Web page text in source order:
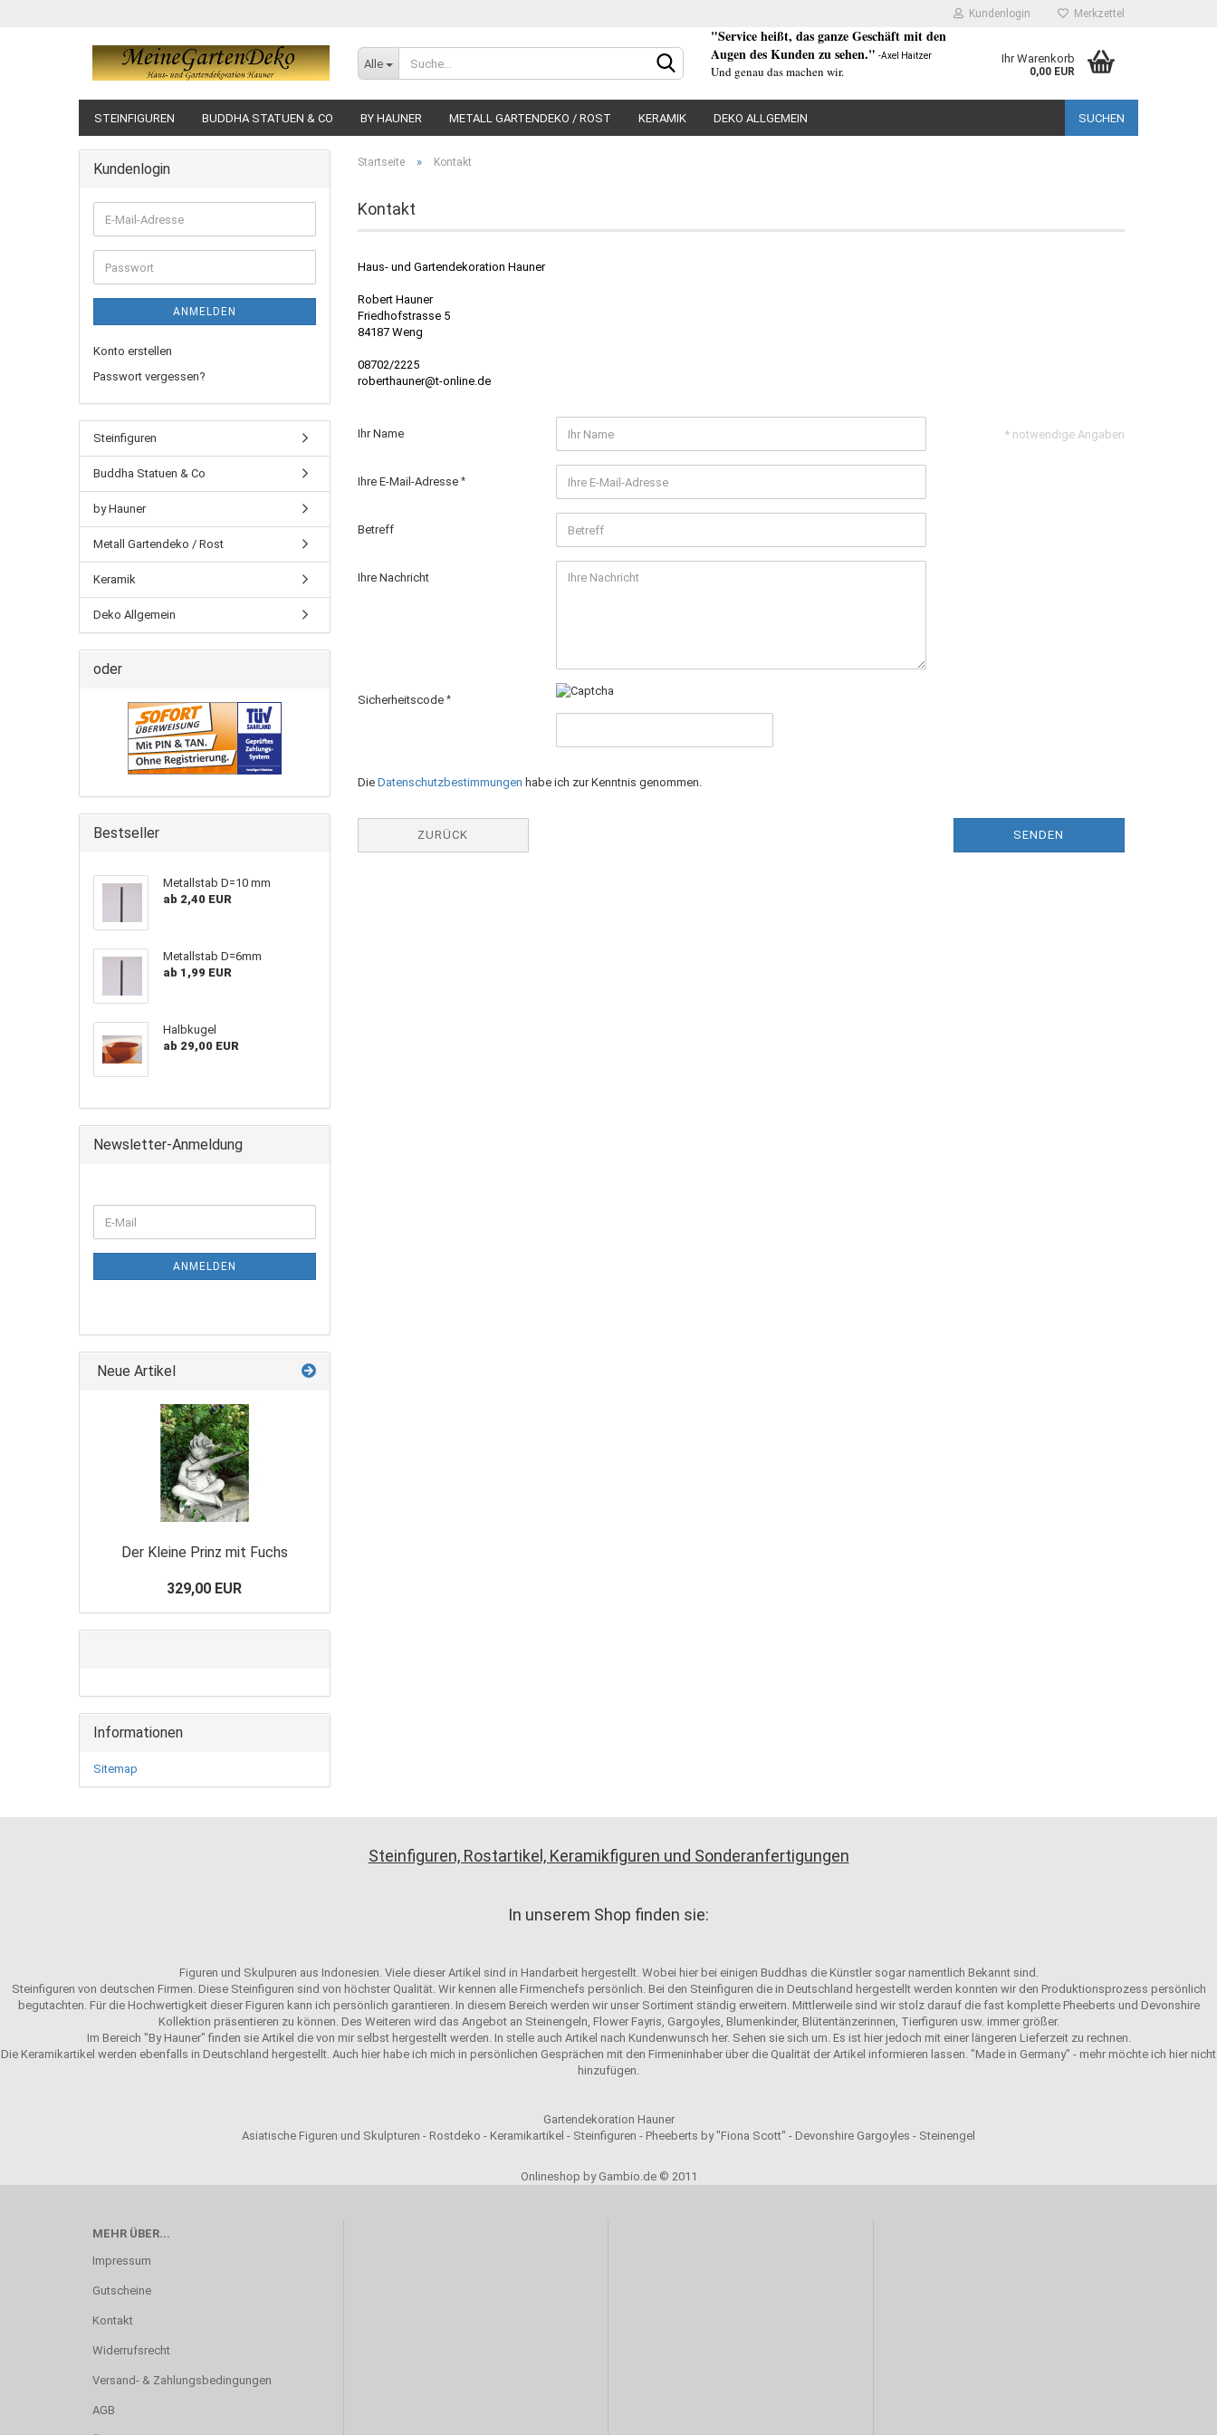
Kundenlogin Merkzettel
Alle
"Service heißt, das ganze Geschäft mit den
Augen des Kunden zu sehen." -Axel Haitzer
Und genau das machen wir.
Ihr Warenkorb
0,00 EUR
STEINFIGUREN BUDDHA STATUEN & CO BY HAUNER METALL GARTENDEKO / ROST KERAMIK DEKO ALLGEMEIN SUCHEN
Startseite » Kontakt
Kontakt
Haus- und Gartendekoration Hauner
Robert Hauner
Friedhofstrasse 5
84187 Weng
08702/2225
roberthauner@t-online.de
Ihr Name
Ihre E-Mail-Adresse
Betreff
Ihre Nachricht
Sicherheitscode
Die Datenschutzbestimmungen habe ich zur Kenntnis genommen.
ZURÜCK SENDEN
* notwendige Angaben
Kundenlogin
ANMELDEN
Konto erstellen
Passwort vergessen?
Steinfiguren
Buddha Statuen & Co
by Hauner
Metall Gartendeko / Rost
Keramik
Deko Allgemein
oder
Bestseller
Metallstab D=10 mm
ab 2,40 EUR
Metallstab D=6mm
ab 1,99 EUR
Halbkugel
ab 29,00 EUR
Newsletter-Anmeldung
ANMELDEN
Neue Artikel
Der Kleine Prinz mit Fuchs
329,00 EUR
Informationen
Sitemap
Steinfiguren, Rostartikel, Keramikfiguren und Sonderanfertigungen
In unserem Shop finden sie:
Figuren und Skulpuren aus Indonesien. Viele dieser Artikel sind in Handarbeit hergestellt. Wobei hier bei einigen Buddhas die Künstler sogar namentlich Bekannt sind.
Steinfiguren von deutschen Firmen. Diese Steinfiguren sind von höchster Qualität. Wir kennen alle Firmenchefs persönlich. Bei den Steinfiguren die in Deutschland hergestellt werden konnten wir den Produktionsprozess persönlich
begutachten. Für die Hochwertigkeit dieser Figuren kann ich persönlich garantieren. In diesem Bereich werden wir unser Sortiment ständig erweitern. Mittlerweile sind wir stolz darauf die fast komplette Pheeberts und Devonshire
Kollektion präsentieren zu können. Des Weiteren wird das Angebot an Steinengeln, Flower Fayris, Gargoyles, Blumenkinder, Blütentänzerinnen, Tierfiguren usw. immer größer.
Im Bereich "By Hauner" finden sie Artikel die von mir selbst hergestellt werden. In stelle auch Artikel nach Kundenwunsch her. Sehen sie sich um. Es ist hier jedoch mit einer längeren Lieferzeit zu rechnen.
Die Keramikartikel werden ebenfalls in Deutschland hergestellt. Auch hier habe ich mich in persönlichen Gesprächen mit den Firmeninhaber über die Qualität der Artikel informieren lassen. "Made in Germany" - mehr möchte ich hier nicht
hinzufügen.
Gartendekoration Hauner
Asiatische Figuren und Skulpturen - Rostdeko - Keramikartikel - Steinfiguren - Pheeberts by "Fiona Scott" - Devonshire Gargoyles - Steinengel
Onlineshop by Gambio.de © 2011
MEHR ÜBER...
Impressum
Gutscheine
Kontakt
Widerrufsrecht
Versand- & Zahlungsbedingungen
AGB